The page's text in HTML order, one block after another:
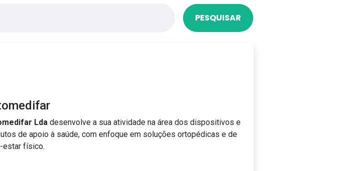
PESQUISAR
Lda desenvolve a sua atividade na área dos dispositivos e
de apoio à saúde, com enfoque em soluções ortopédicas e de
estar físico.